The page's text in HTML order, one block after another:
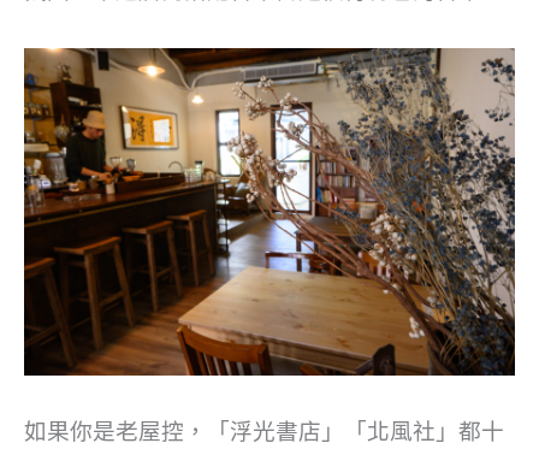
如果你是老屋控，「浮光書店」「北風社」都十